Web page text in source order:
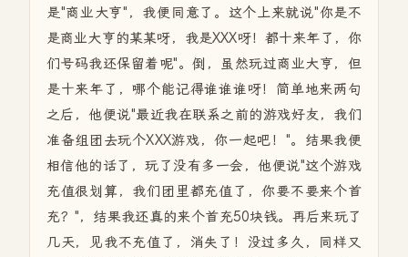
是"商业大亨"，我便同意了。这个上来就说"你是不
是商业大亨的某某呀，我是XXX呀！都十来年了，你
们号码我还保留着呢"。倒，虽然玩过商业大亨，但
是十来年了，哪个能记得谁谁谁呀！简单地来两句
之后，他便说"最近我在联系之前的游戏好友，我们
准备组团去玩个XXX游戏，你一起吧！"。结果我便
相信他的话了，玩了没有多一会，他便说"这个游戏
充值很划算，我们团里都充值了，你要不要来个首
充？"，结果我还真的来个首充50块钱。再后来玩了
几天，见我不充值了，消失了！没过多久，同样又